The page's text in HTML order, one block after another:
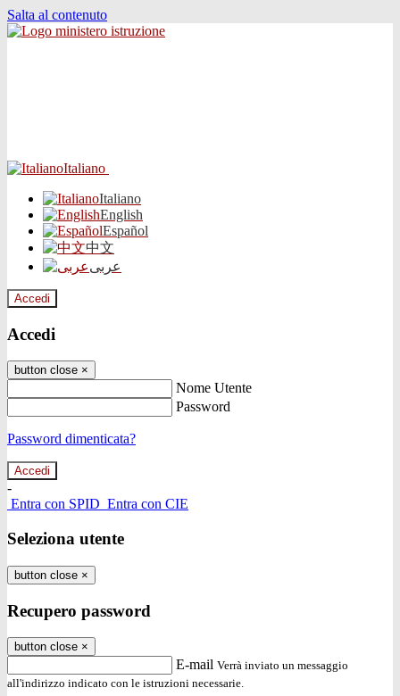
Salta al contenuto
Italiano
Italiano
English
Español
中文
عربى
Accedi
Accedi
button close ×
Nome Utente
Password
Password dimenticata?
-
Entra con SPID Entra con CIE
Seleziona utente
button close ×
Recupero password
button close ×
E-mail Verrà inviato un messaggio
all'indirizzo indicato con le istruzioni necessarie.